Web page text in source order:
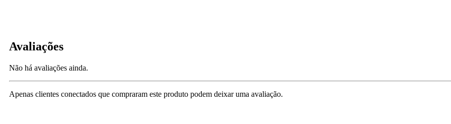
Avaliações
Não há avaliações ainda.
Apenas clientes conectados que compraram este produto podem deixar uma avaliação.